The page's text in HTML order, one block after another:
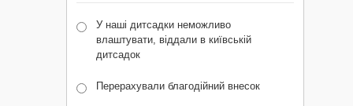
У наші дитсадки неможливо
влаштувати, віддали в київській
дитсадок
Перерахували благодійний внесок